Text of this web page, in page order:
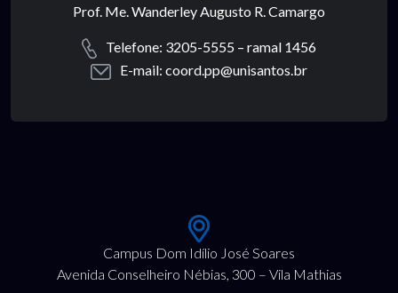
Prof. Me. Wanderley Augusto R. Camargo
Telefone: 3205-5555 – ramal 1456
E-mail: coord.pp@unisantos.br
Campus Dom Idílio José Soares
Avenida Conselheiro Nébias, 300 – Vila Mathias